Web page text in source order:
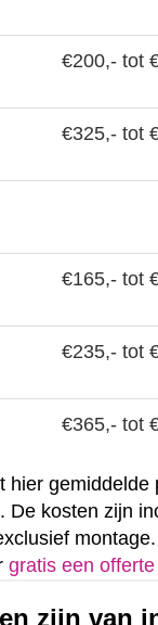
€200,- tot
€325,- tot
€165,- tot
€235,- tot
€365,- tot
hier gemiddelde
De kosten zijn
gratis een
zijn van